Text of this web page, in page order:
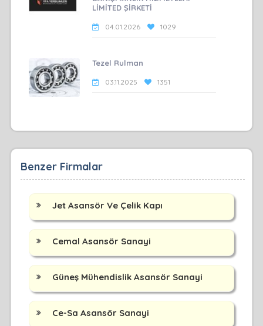
LİMİTED ŞİRKETİ
04.01.2026 1029
Tezel Rulman
03.11.2025 1351
Benzer Firmalar
Jet Asansör Ve Çelik Kapı
Cemal Asansör Sanayi
Güneş Mühendislik Asansör Sanayi
Ce-Sa Asansör Sanayi